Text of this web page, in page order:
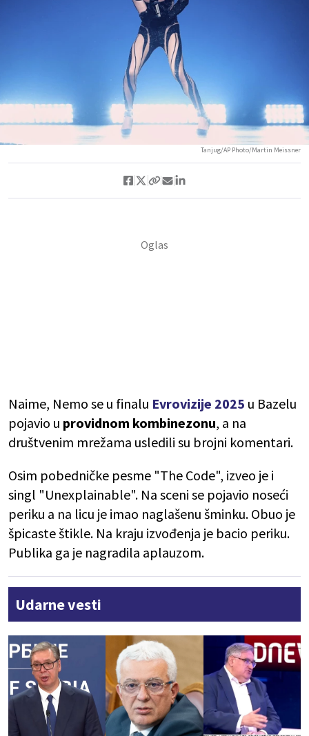
Tanjug/AP Photo/Martin Meissner
Naime, Nemo se u finalu Evrovizije 2025 u Bazelu
pojavio u providnom kombinezonu, a na
društvenim mrežama usledili su brojni komentari.
Osim pobedničke pesme "The Code", izveo je i
singl "Unexplainable". Na sceni se pojavio noseći
periku a na licu je imao naglašenu šminku. Obuo je
špicaste štikle. Na kraju izvođenja je bacio periku.
Publika ga je nagradila aplauzom.
Udarne vesti